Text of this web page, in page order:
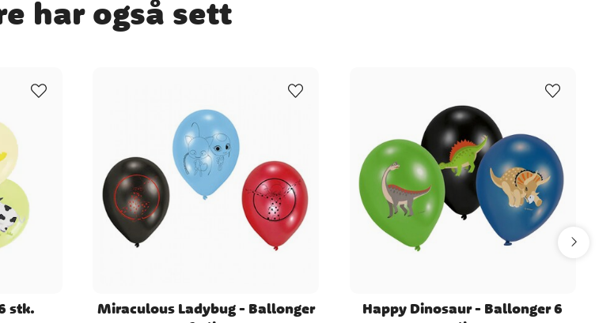
har også sett
stk.
Miraculous Ladybug - Ballonger
Happy Dinosaur - Ballonger 6